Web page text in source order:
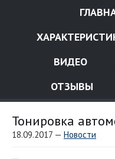
ВИДЕО
ОТЗЫВЫ
Тонировка
18.09.2017 — Новости